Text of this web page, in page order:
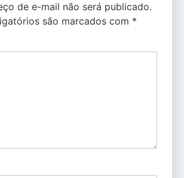
de e-mail não será publicado.
são marcados com *